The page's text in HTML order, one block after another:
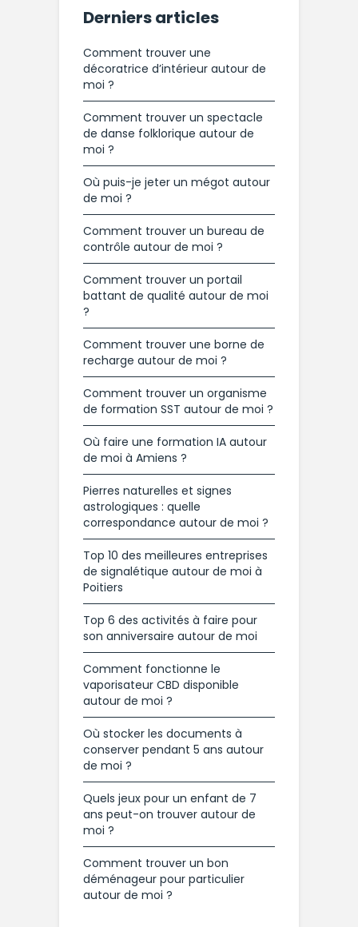
Derniers articles
Comment trouver une
décoratrice d’intérieur autour de
moi ?
Comment trouver un spectacle
de danse folklorique autour de
moi ?
Où puis-je jeter un mégot autour
de moi ?
Comment trouver un bureau de
contrôle autour de moi ?
Comment trouver un portail
battant de qualité autour de moi
?
Comment trouver une borne de
recharge autour de moi ?
Comment trouver un organisme
de formation SST autour de moi ?
Où faire une formation IA autour
de moi à Amiens ?
Pierres naturelles et signes
astrologiques : quelle
correspondance autour de moi ?
Top 10 des meilleures entreprises
de signalétique autour de moi à
Poitiers
Top 6 des activités à faire pour
son anniversaire autour de moi
Comment fonctionne le
vaporisateur CBD disponible
autour de moi ?
Où stocker les documents à
conserver pendant 5 ans autour
de moi ?
Quels jeux pour un enfant de 7
ans peut-on trouver autour de
moi ?
Comment trouver un bon
déménageur pour particulier
autour de moi ?